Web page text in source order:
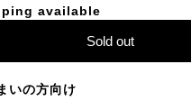
available
Sold out
いの方向け